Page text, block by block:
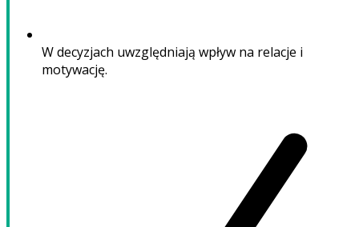
W decyzjach uwzględniają wpływ na relacje i
motywację.